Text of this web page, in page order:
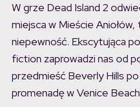
W grze Dead Island 2
miejsca w Mieście
niepewność. Ekscytująca
fiction zaprowadzi nas od
przedmieść Beverly Hills
promenadę w Venice